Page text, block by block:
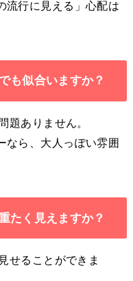
流行に見える」心配は
も似合いますか？
題ありません。
なら、大人っぽい雰囲
たく見えますか？
せることができま